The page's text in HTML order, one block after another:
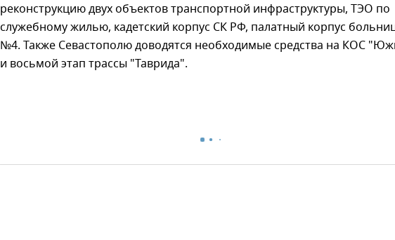
реконструкцию двух объектов транспортной инфраструктуры, ТЭО по
служебному жилью, кадетский корпус СК РФ, палатный корпус
№4. Также Севастополю доводятся необходимые средства на КОС
и восьмой этап трассы "Таврида".